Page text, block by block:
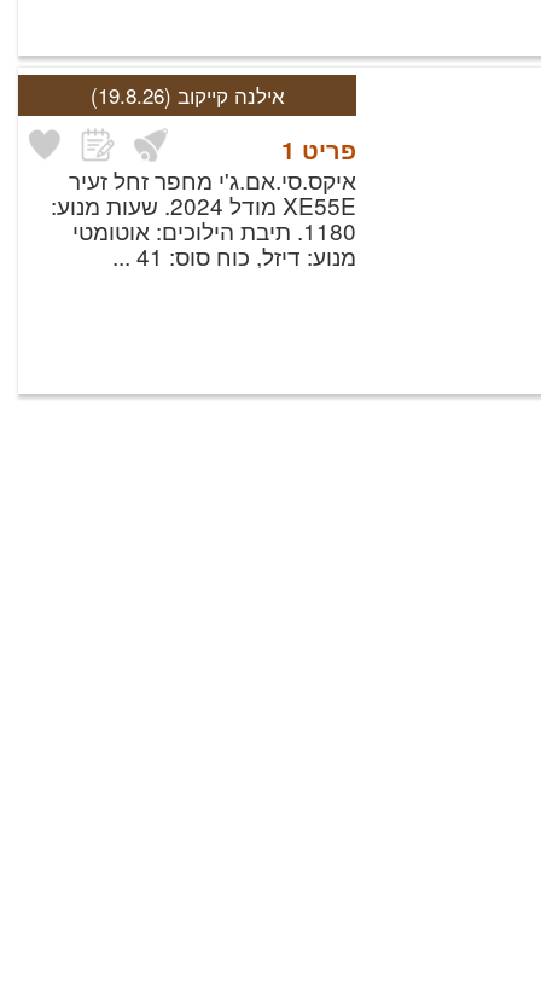
אילנה קייקוב (19.8.26)
פריט 1
איקס.סי.אם.ג'י מחפר זחל זעיר
XE55E מודל 2024. שעות מנוע:
1180. תיבת הילוכים: אוטומטי
מנוע: דיזל, כוח סוס: 41 ...